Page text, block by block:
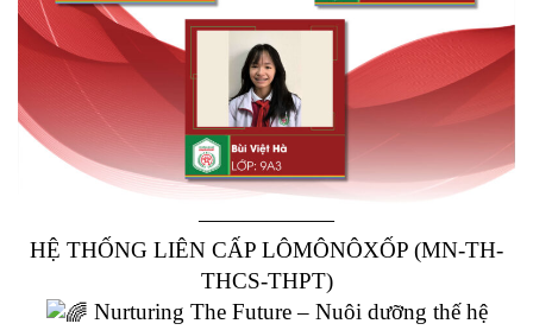
——————
HỆ THỐNG LIÊN CẤP LÔMÔNÔXỐP (MN-TH-
THCS-THPT)
Nurturing The Future – Nuôi dưỡng thế hệ